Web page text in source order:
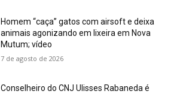
Homem “caça” gatos com airsoft e deixa
animais agonizando em lixeira em Nova
Mutum; vídeo
7 de agosto de 2026
Conselheiro do CNJ Ulisses Rabaneda é